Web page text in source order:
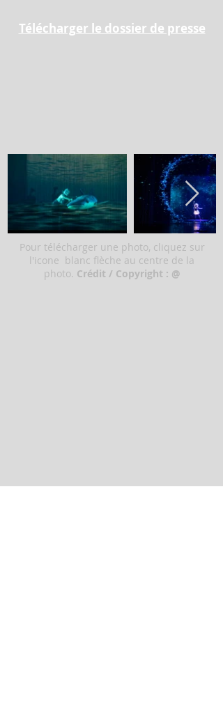
Télécharger le dossier de presse
Pour télécharger une photo, cliquez sur
l'icone blanc flèche au centre de la
photo. Crédit / Copyright : @